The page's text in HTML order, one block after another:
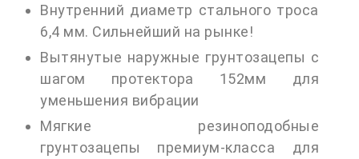
Внутренний диаметр стального троса
6,4 мм. Сильнейший на рынке!
Вытянутые наружные грунтозацепы с
шагом протектора 152мм для
уменьшения вибрации
Мягкие резиноподобные
грунтозацепы премиум-класса для